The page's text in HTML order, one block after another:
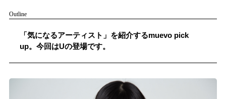
#男性シンガー #HR/HM #女性シンガー
記事一覧
プレスリリース一覧
お問い合わせ
Outline
「気になるアーティスト」を紹介するmuevo pick
up。今回はUの登場です。